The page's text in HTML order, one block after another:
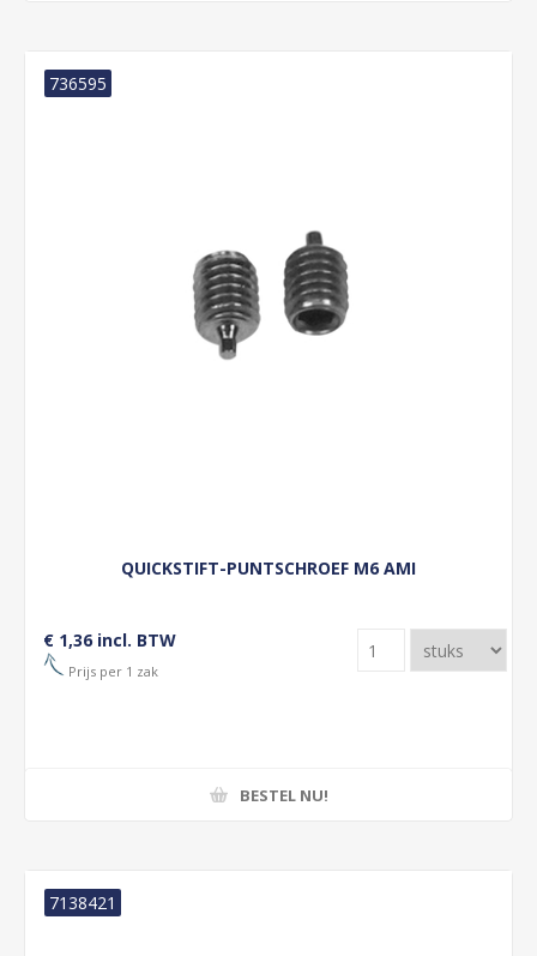
QUICKSTIFT-PUNTSCHROEF M6 AMI
736595
€ 1,36 incl. BTW
Prijs per 1 zak
BESTEL NU!
7138421